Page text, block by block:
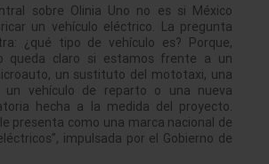
sobre Olinia Uno no es si México
un vehículo eléctrico. La pregunta
¿qué tipo de vehículo es? Porque,
queda claro si estamos frente a un
un sustituto del mototaxi, una
un vehículo de reparto o una nueva
hecha a la medida del proyecto.
presenta como una marca nacional de
impulsada por el Gobierno de